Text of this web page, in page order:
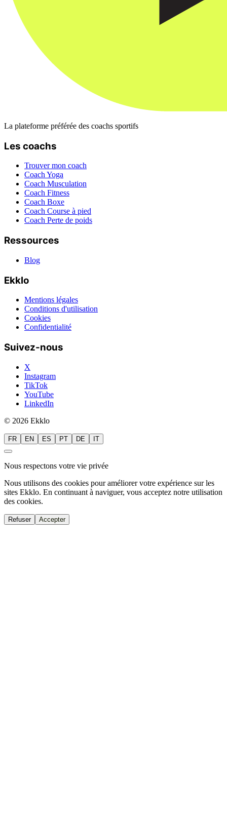
La plateforme préférée des coachs sportifs
Les coachs
Trouver mon coach
Coach Yoga
Coach Musculation
Coach Fitness
Coach Boxe
Coach Course à pied
Coach Perte de poids
Ressources
Blog
Ekklo
Mentions légales
Conditions d'utilisation
Cookies
Confidentialité
Suivez-nous
X
Instagram
TikTok
YouTube
LinkedIn
© 2026 Ekklo
FR EN ES PT DE IT
Nous respectons votre vie privée
Nous utilisons des cookies pour améliorer votre expérience sur les
sites Ekklo. En continuant à naviguer, vous acceptez notre utilisation
des cookies.
Refuser Accepter